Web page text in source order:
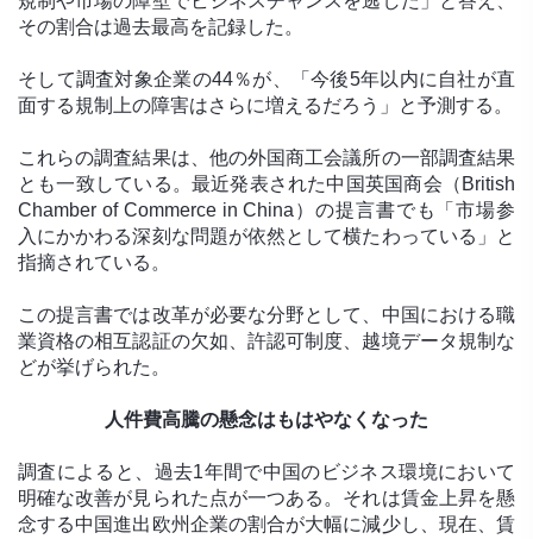
その割合は過去最高を記録した。
そして調査対象企業の44％が、「今後5年以内に自社が直
面する規制上の障害はさらに増えるだろう」と予測する。
これらの調査結果は、他の外国商工会議所の一部調査結果
とも一致している。最近発表された中国英国商会（British
Chamber of Commerce in China）の提言書でも「市場参
入にかかわる深刻な問題が依然として横たわっている」と
指摘されている。
この提言書では改革が必要な分野として、中国における職
業資格の相互認証の欠如、許認可制度、越境データ規制な
どが挙げられた。
人件費高騰の懸念はもはやなくなった
調査によると、過去1年間で中国のビジネス環境において
明確な改善が見られた点が一つある。それは賃金上昇を懸
念する中国進出欧州企業の割合が大幅に減少し、現在、賃